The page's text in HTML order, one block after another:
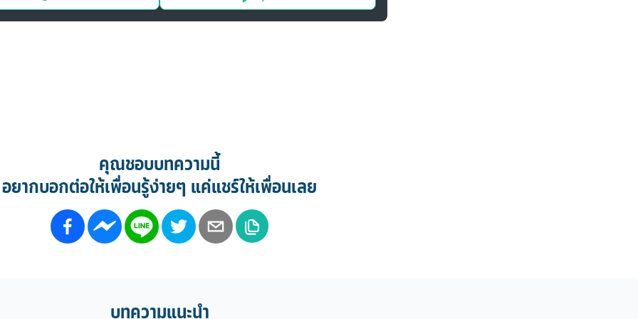
คุณชอบบทความนี้
อยากบอกต่อให้เพื่อนรู้ง่ายๆ แค่แชร์ให้เพื่อนเลย
บทความแนะนำ